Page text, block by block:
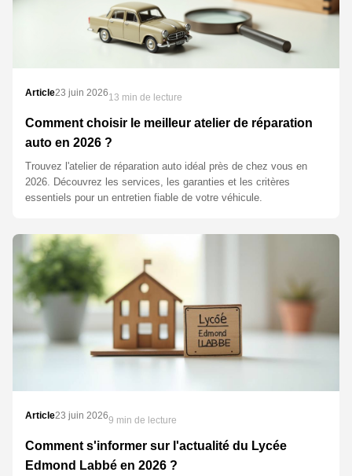
Article23 juin 202613 min de lecture
Comment choisir le meilleur atelier de réparation
auto en 2026 ?
Trouvez l'atelier de réparation auto idéal près de chez vous en
2026. Découvrez les services, les garanties et les critères
essentiels pour un entretien fiable de votre véhicule.
Article23 juin 20269 min de lecture
Comment s'informer sur l'actualité du Lycée
Edmond Labbé en 2026 ?